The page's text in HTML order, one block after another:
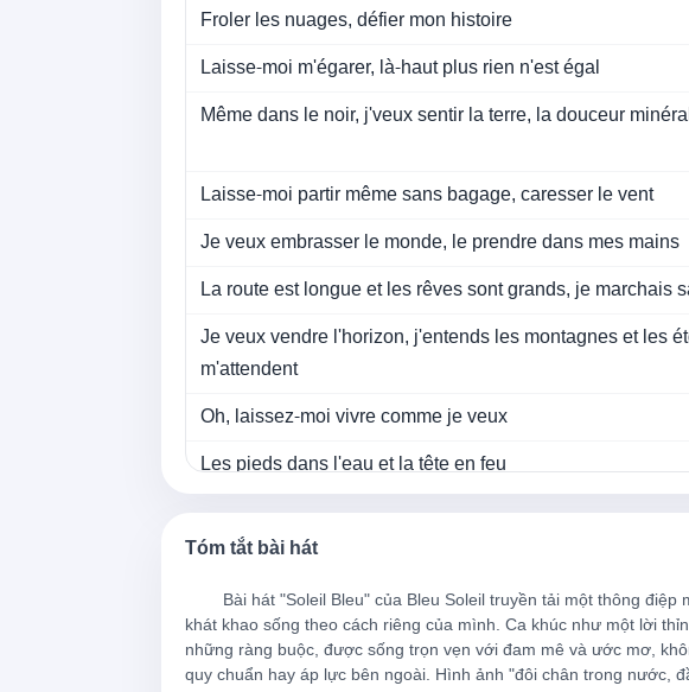
Froler les nuages, défier mon histoire
Laisse-moi m'égarer, là-haut plus rien n'est égal
Même dans le noir, j'veux sentir la terre, la douceur
Laisse-moi partir même sans bagage, caresser le vent
Je veux embrasser le monde, le prendre dans mes mains
La route est longue et les rêves sont grands, je marchais
Je veux vendre l'horizon, j'entends les montagnes et les
m'attendent
Oh, laissez-moi vivre comme je veux
Les pieds dans l'eau et la tête en feu
Sur des nuages sous mon soleil bleu
Oh, laissez-moi vivre comme je veux
Sous les étoiles, sous la lune en feu
Tóm tắt bài hát
khát khao sống theo cách riêng của mình. Ca khúc như một lời
những ràng buộc, được sống trọn vẹn với đam mê và ước mơ,
quy chuẩn hay áp lực bên ngoài. Hình ảnh "đôi chân trong nước,